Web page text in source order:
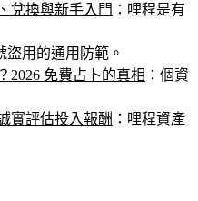
兌換與新手入門 ：哩程是有
盜用的通用防範。
2026 免費占卜的真相 ：個資
實評估投入報酬 ：哩程資產